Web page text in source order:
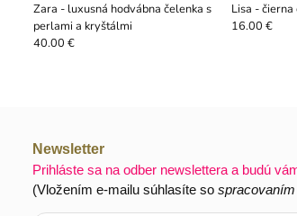
Zara - luxusná hodvábna čelenka s
perlami a kryštálmi
40.00 €
Lisa -
16.00 €
Newsletter
Prihláste sa na odber newslettera a budú
(Vložením e-mailu súhlasíte so